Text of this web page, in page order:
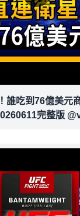
誰吃到76億美元
完整版